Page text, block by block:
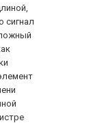
сигнал